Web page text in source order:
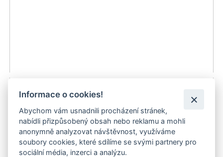
43 560 Kč
Doporučujeme
Doprava zdarma
Informace o cookies!
Abychom vám usnadnili procházení stránek,
nabídli přizpůsobený obsah nebo reklamu a mohli
anonymně analyzovat návštěvnost, využíváme
soubory cookies, které sdílíme se svými partnery pro
sociální média, inzerci a analýzu.